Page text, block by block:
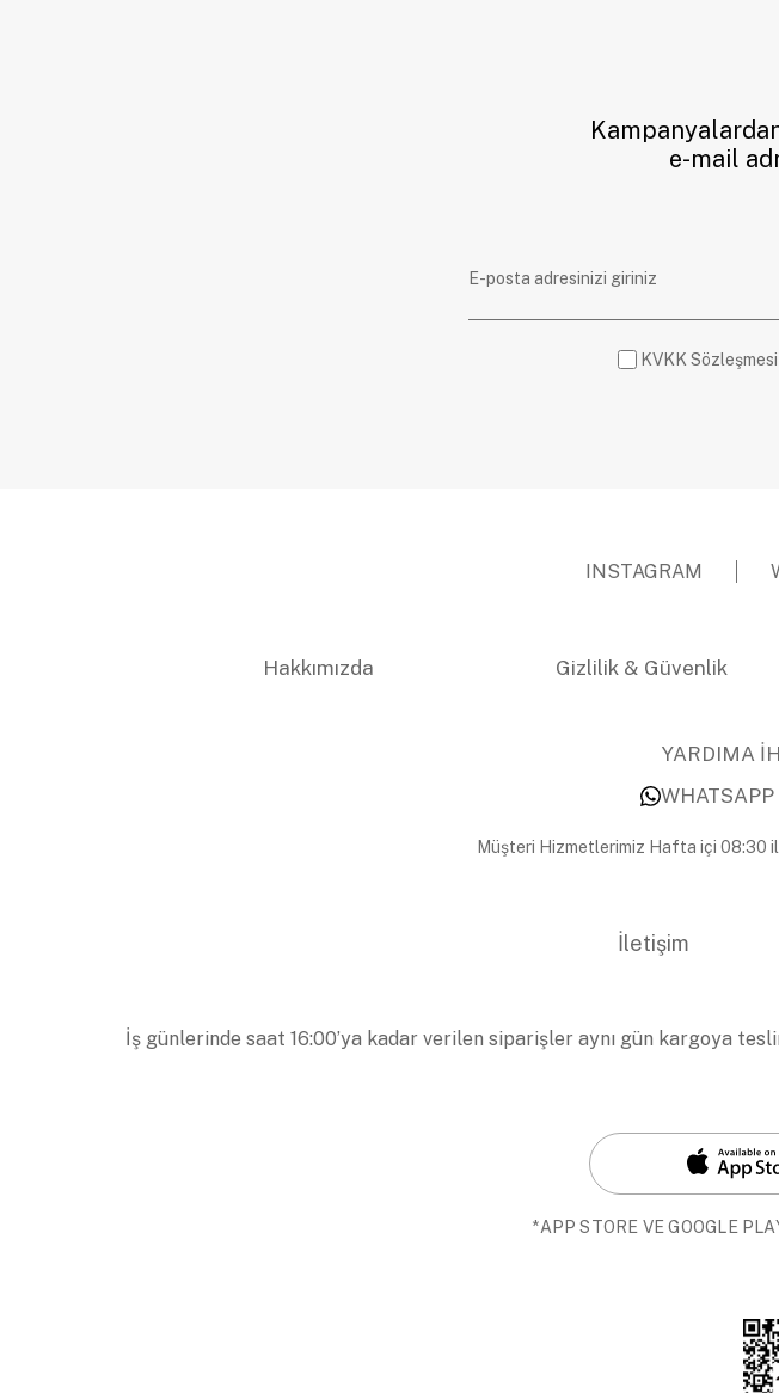
e-mail
KVKK
INSTAGRAM
Hakkımızda Gizlilik & Güvenlik
YARDIMA
WHATSAPP
Müşteri Hizmetlerimiz Hafta içi 08:30
İletişim
İş günlerinde saat 16:00’ya kadar verilen siparişler aynı gün kargoya
*APP STORE VE GOOGLE